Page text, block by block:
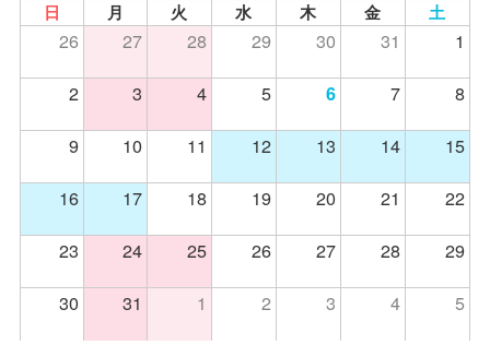
日 月 火 水 木 金 土
26 27 28 29 30 31
1
2
3 4 5 6 7
8
9
10 11 12 13 14
15
16
17 18 19 20 21
22
23
24 25 26 27 28
29
30
31 1 2 3 4 5